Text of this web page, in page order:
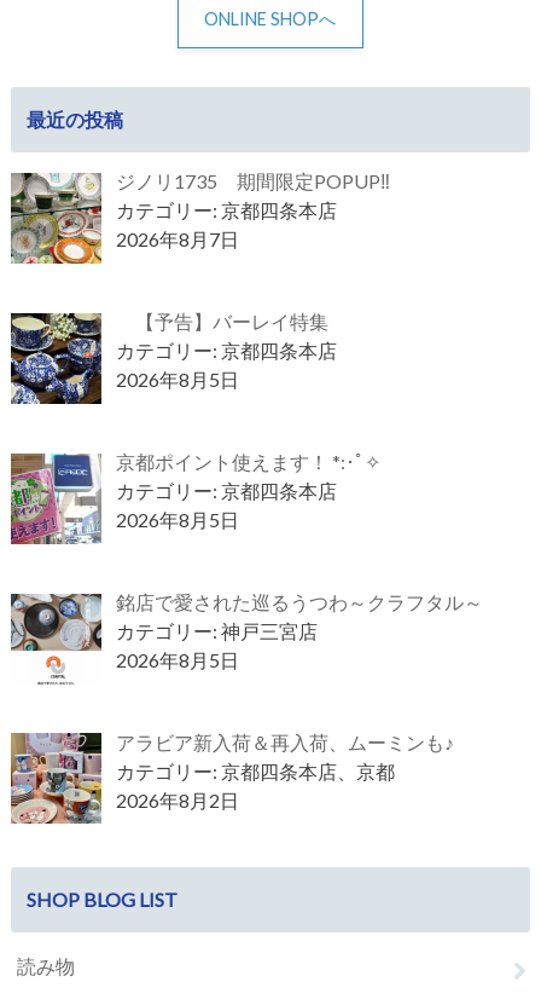
ONLINE SHOPへ
最近の投稿
ジノリ1735 期間限定POPUP‼
カテゴリー: 京都四条本店
2026年8月7日
【予告】バーレイ特集
カテゴリー: 京都四条本店
2026年8月5日
京都ポイント使えます！ *:･ﾟ✧
カテゴリー: 京都四条本店
2026年8月5日
銘店で愛された巡るうつわ～クラフタル～
カテゴリー: 神戸三宮店
2026年8月5日
アラビア新入荷＆再入荷、ムーミンも♪
カテゴリー: 京都四条本店、京都
2026年8月2日
SHOP BLOG LIST
読み物